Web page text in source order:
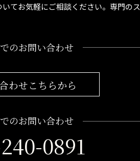
てお気軽にご相談ください。専門の
のお問い合わせ
わせこちらから
のお問い合わせ
0891